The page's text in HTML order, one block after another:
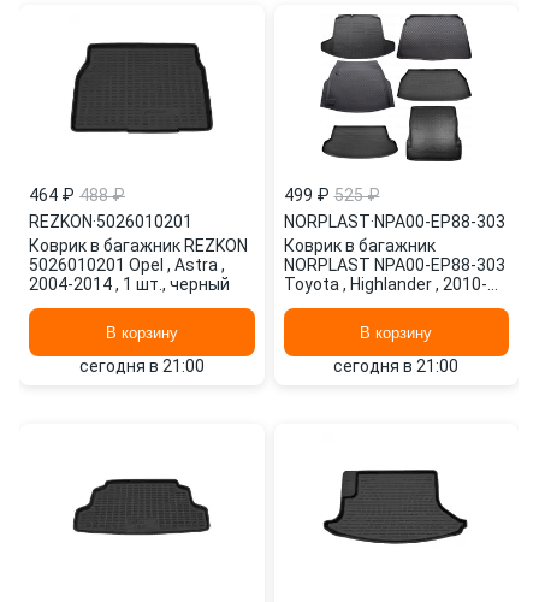
464 ₽ 488 ₽
REZKON·5026010201
Коврик в багажник REZKON
5026010201 Opel , Astra ,
2004-2014 , 1 шт., черный
В корзину
сегодня в 21:00
499 ₽ 525 ₽
NORPLAST·NPA00-EP88-303
Коврик в багажник
NORPLAST NPA00-EP88-303
Toyota , Highlander , 2010-
В корзину
сегодня в 21:00